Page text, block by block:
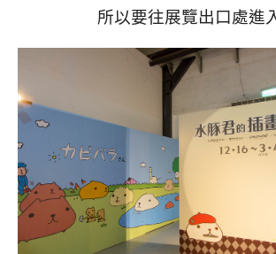
所以要往展覽出口處進